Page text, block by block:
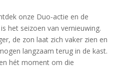
onze Duo-actie en de
het seizoen van vernieuwing.
de zon laat zich vaker zien en
langzaam terug in de kast.
hét moment om die